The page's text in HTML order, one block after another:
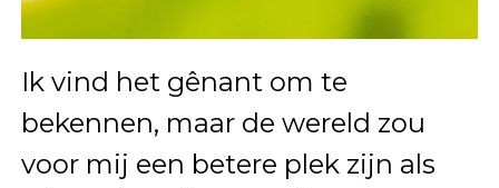
Ik vind het gênant om te
bekennen, maar de wereld zou
voor mij een betere plek zijn als